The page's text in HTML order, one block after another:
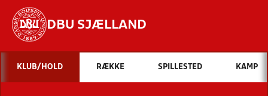
DBU SJÆLLAND
Hvad vil du søge efter?
INDHOLD OG NYHEDER
KLUB/HOLD RÆKKE SPILLESTED KAMP